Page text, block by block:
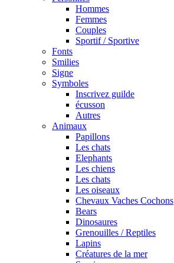
Hommes
Femmes
Couples
Sportif / Sportive
Fonts
Smilies
Signe
Symboles
Inscrivez guilde
écusson
Autres
Animaux
Papillons
Les chats
Elephants
Les chiens
Les chats
Les oiseaux
Chevaux Vaches Cochons
Bears
Dinosaures
Grenouilles / Reptiles
Lapins
Créatures de la mer